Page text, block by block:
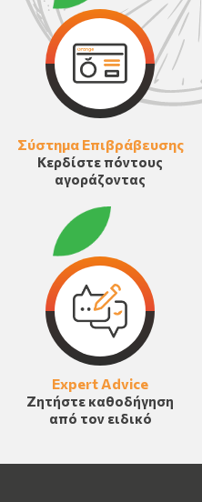
Σύστημα Επιβράβευσης
Κερδίστε πόντους
αγοράζοντας
Expert Advice
Ζητήστε καθοδήγηση
από τον ειδικό